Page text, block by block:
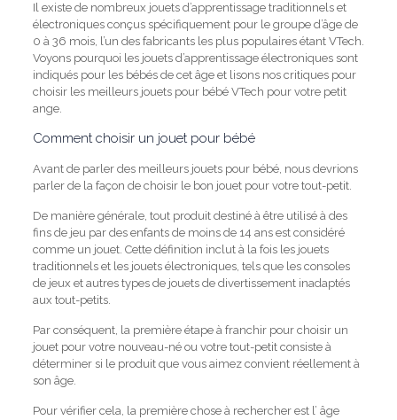
Il existe de nombreux jouets d’apprentissage traditionnels et
électroniques conçus spécifiquement pour le groupe d’âge de
0 à 36 mois, l’un des fabricants les plus populaires étant VTech.
Voyons pourquoi les jouets d’apprentissage électroniques sont
indiqués pour les bébés de cet âge et lisons nos critiques pour
choisir les meilleurs jouets pour bébé VTech pour votre petit
ange.
Comment choisir un jouet pour bébé
Avant de parler des meilleurs jouets pour bébé, nous devrions
parler de la façon de choisir le bon jouet pour votre tout-petit.
De manière générale, tout produit destiné à être utilisé à des
fins de jeu par des enfants de moins de 14 ans est considéré
comme un jouet. Cette définition inclut à la fois les jouets
traditionnels et les jouets électroniques, tels que les consoles
de jeux et autres types de jouets de divertissement inadaptés
aux tout-petits.
Par conséquent, la première étape à franchir pour choisir un
jouet pour votre nouveau-né ou votre tout-petit consiste à
déterminer si le produit que vous aimez convient réellement à
son âge.
Pour vérifier cela, la première chose à rechercher est l’ âge